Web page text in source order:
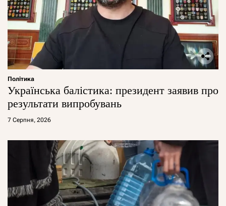
Політика
Українська балістика: президент заявив про
результати випробувань
7 Серпня, 2026